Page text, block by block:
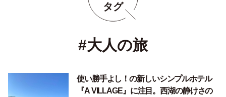
タグ
#大人の旅
使い勝手よし！の新しいシンプルホテル
『A VILLAGE』に注目。西湖の静けさの